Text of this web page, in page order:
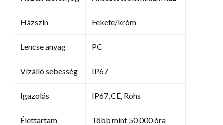
Házszín Fekete/króm
Lencse anyag PC
Vízálló sebesség IP67
Igazolás IP67, CE, Rohs
Élettartam Több mint 50 000 óra